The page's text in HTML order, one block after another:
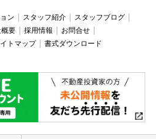
ン スタッフ紹介
スタッフブログ
要 採用情報
お問合せ
トマップ 書式ダウンロード